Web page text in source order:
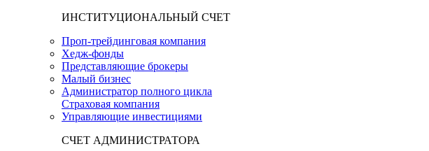
ИНСТИТУЦИОНАЛЬНЫЙ СЧЕТ
Проп-трейдинговая компания
Хедж-фонды
Представляющие брокеры
Малый бизнес
Администратор полного цикла
Страховая компания
Управляющие инвестициями
СЧЕТ АДМИНИСТРАТОРА